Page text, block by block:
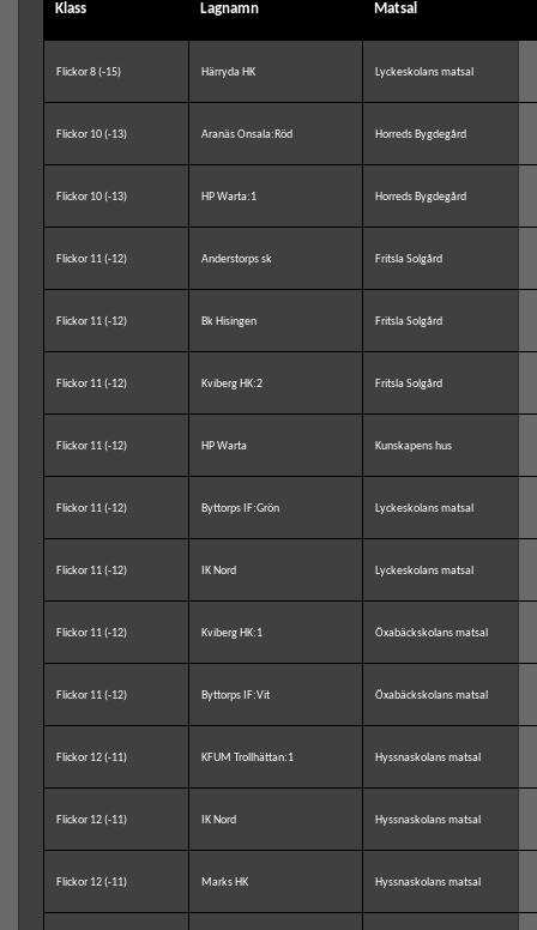
Klass Lagnamn Matsal
Flickor 8 (-15) Härryda HK Lyckeskolans matsal
Flickor 10 (-13) Aranäs Onsala:Röd Horreds Bygdegård
Flickor 10 (-13) HP Warta:1 Horreds Bygdegård
Flickor 11 (-12) Anderstorps sk Fritsla Solgård
Flickor 11 (-12) Bk Hisingen Fritsla Solgård
Flickor 11 (-12) Kviberg HK:2 Fritsla Solgård
Flickor 11 (-12) HP Warta Kunskapens hus
Flickor 11 (-12) Byttorps IF:Grön Lyckeskolans matsal
Flickor 11 (-12) IK Nord Lyckeskolans matsal
Flickor 11 (-12) Kviberg HK:1 Öxabäckskolans matsal
Flickor 11 (-12) Byttorps IF:Vit Öxabäckskolans matsal
Flickor 12 (-11) KFUM Trollhättan:1 Hyssnaskolans matsal
Flickor 12 (-11) IK Nord Hyssnaskolans matsal
Flickor 12 (-11) Marks HK Hyssnaskolans matsal